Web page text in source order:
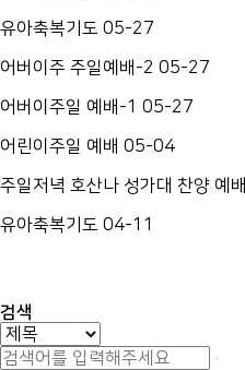
유아축복기도 05-27
어버이주 주일예배-2 05-27
어버이주일 예배-1 05-27
어린이주일 예배 05-04
주일저녁 호산나 성가대 찬양 예배
유아축복기도 04-11
검색